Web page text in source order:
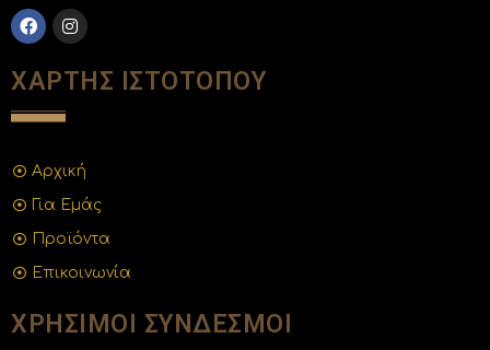
ΧΑΡΤΗΣ ΙΣΤΟΤΟΠΟΥ
Αρχική
Για Εμάς
Προϊόντα
Επικοινωνία
ΧΡΗΣΙΜΟΙ ΣΥΝΔΕΣΜΟΙ